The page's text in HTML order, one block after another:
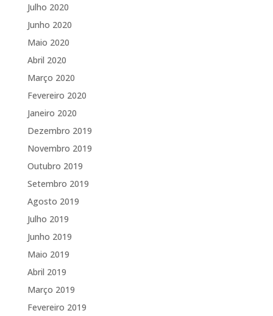
Julho 2020
Junho 2020
Maio 2020
Abril 2020
Março 2020
Fevereiro 2020
Janeiro 2020
Dezembro 2019
Novembro 2019
Outubro 2019
Setembro 2019
Agosto 2019
Julho 2019
Junho 2019
Maio 2019
Abril 2019
Março 2019
Fevereiro 2019